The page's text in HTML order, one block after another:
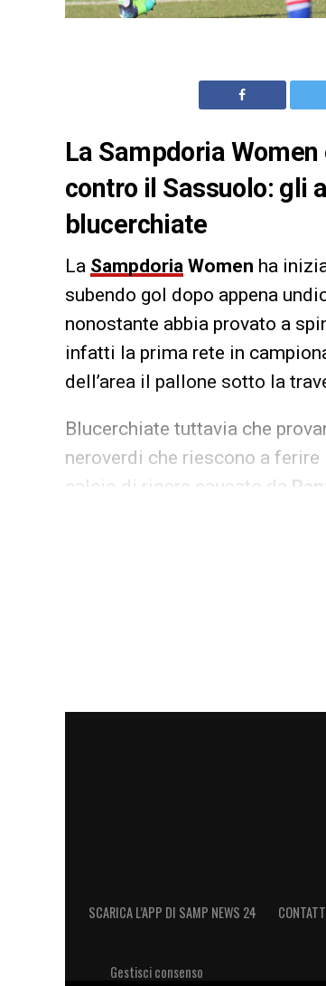
La Sampdoria
contro il Sassuolo: gli
blucerchiate
La Sampdoria Women ha
subendo gol dopo appena
nonostante abbia provato a
infatti la prima rete in
dell’area il pallone sotto la
Blucerchiate tuttavia che
neroverdi che riescono a
calcio di rigore causato da
SCARICA L’APP DI SAMP NEWS 24
Gestisci consenso